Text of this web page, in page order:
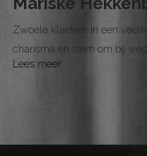
Zwoele klanken in een
charisma en stem om bij weg
Lees meer